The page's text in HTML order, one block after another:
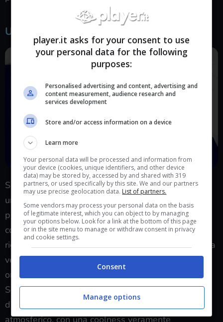
Una delizia da vedere
Sul fronte stilistico, Denshattack è oggettivamente
una delle pagine più nostalgiche e solide della
produzione videoludica del 2026 in quanto
coloratissimo, velocissimo, con animazioni sopra le
righe e un character design che strizza l’occhio senza
vergogna a un certo immaginario anime-pop in
orbita Dreamcast e Y2K, tra Space Channel 5 e Jet
Set Radio. L’eterno capolavoro di Sega, inoltre, gli è
di chiara ispirazione nel comparto sonoro e
atmosferico, con una coolness veramente
player.it asks for your consent to use
your personal data for the following
purposes:
Personalised advertising and content, advertising and
content measurement, audience research and
services development
Store and/or access information on a device
Learn more
Your personal data will be processed and information from
your device (cookies, unique identifiers, and other device
data) may be stored by, accessed by and shared with 319
partners, or used specifically by this site. We and our partners
may use precise geolocation data. List of partners.
Some vendors may process your personal data on the basis
of legitimate interest, which you can object to by managing
your options below. Look for a link at the bottom of this page
or in the site menu to manage or withdraw consent in privacy
and cookie settings.
Consent
Manage options